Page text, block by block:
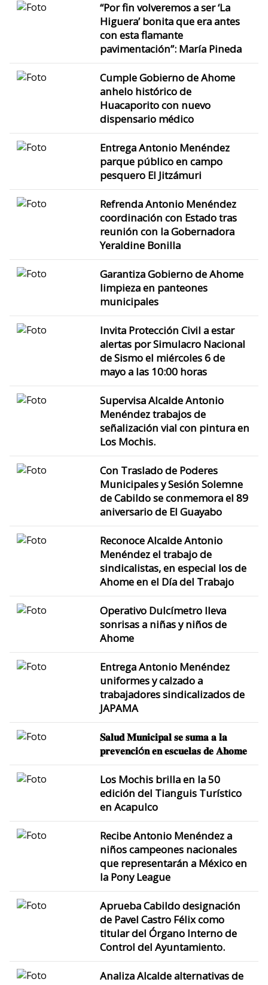
“Por fin volveremos a ser ‘La
Higuera’ bonita que era antes
con esta flamante
pavimentación”: María Pineda
Cumple Gobierno de Ahome
anhelo histórico de
Huacaporito con nuevo
dispensario médico
Entrega Antonio Menéndez
parque público en campo
pesquero El Jitzámuri
Refrenda Antonio Menéndez
coordinación con Estado tras
reunión con la Gobernadora
Yeraldine Bonilla
Garantiza Gobierno de Ahome
limpieza en panteones
municipales
Invita Protección Civil a estar
alertas por Simulacro Nacional
de Sismo el miércoles 6 de
mayo a las 10:00 horas
Supervisa Alcalde Antonio
Menéndez trabajos de
señalización vial con pintura en
Los Mochis.
Con Traslado de Poderes
Municipales y Sesión Solemne
de Cabildo se conmemora el 89
aniversario de El Guayabo
Reconoce Alcalde Antonio
Menéndez el trabajo de
sindicalistas, en especial los de
Ahome en el Día del Trabajo
Operativo Dulcímetro lleva
sonrisas a niñas y niños de
Ahome
Entrega Antonio Menéndez
uniformes y calzado a
trabajadores sindicalizados de
JAPAMA
𝐒𝐚𝐥𝐮𝐝 𝐌𝐮𝐧𝐢𝐜𝐢𝐩𝐚𝐥 𝐬𝐞 𝐬𝐮𝐦𝐚 𝐚 𝐥𝐚
𝐩𝐫𝐞𝐯𝐞𝐧𝐜𝐢ó𝐧 𝐞𝐧 𝐞𝐬𝐜𝐮𝐞𝐥𝐚𝐬 𝐝𝐞 𝐀𝐡𝐨𝐦𝐞
Los Mochis brilla en la 50
edición del Tianguis Turístico
en Acapulco
Recibe Antonio Menéndez a
niños campeones nacionales
que representarán a México en
la Pony League
Aprueba Cabildo designación
de Pavel Castro Félix como
titular del Órgano Interno de
Control del Ayuntamiento.
Analiza Alcalde alternativas de